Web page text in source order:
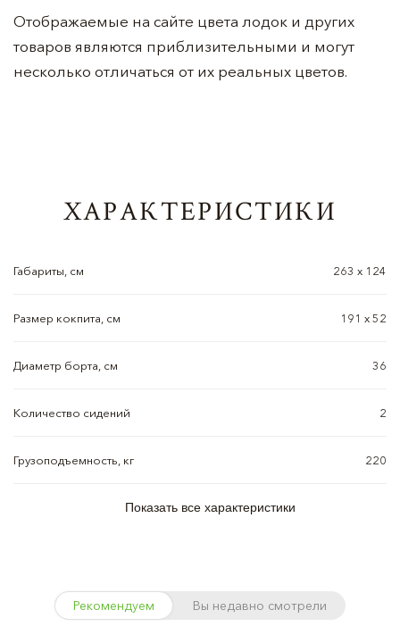
Отображаемые на сайте цвета лодок и других
товаров являются приблизительными и могут
несколько отличаться от их реальных цветов.
ХАРАКТЕРИСТИКИ
Габариты, см 263 х 124
Размер кокпита, см 191 х 52
Диаметр борта, см 36
Количество сидений 2
Грузоподъемность, кг 220
Показать все характеристики
Рекомендуем Вы недавно смотрели